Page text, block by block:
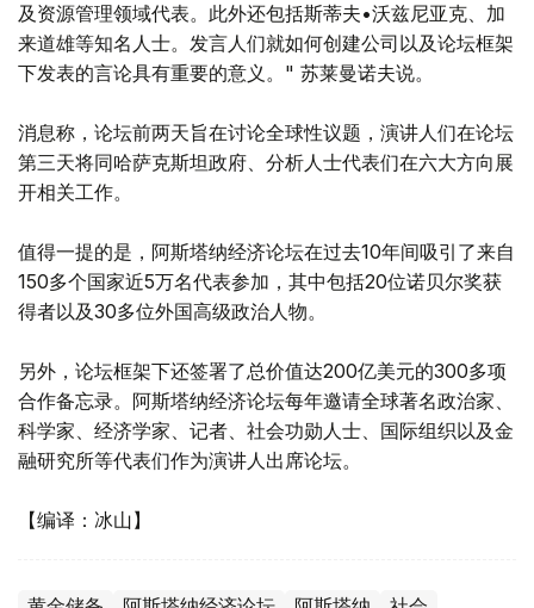
及资源管理领域代表。此外还包括斯蒂夫•沃兹尼亚克、加
来道雄等知名人士。发言人们就如何创建公司以及论坛框架
下发表的言论具有重要的意义。" 苏莱曼诺夫说。
消息称，论坛前两天旨在讨论全球性议题，演讲人们在论坛
第三天将同哈萨克斯坦政府、分析人士代表们在六大方向展
开相关工作。
值得一提的是，阿斯塔纳经济论坛在过去10年间吸引了来自
150多个国家近5万名代表参加，其中包括20位诺贝尔奖获
得者以及30多位外国高级政治人物。
另外，论坛框架下还签署了总价值达200亿美元的300多项
合作备忘录。阿斯塔纳经济论坛每年邀请全球著名政治家、
科学家、经济学家、记者、社会功勋人士、国际组织以及金
融研究所等代表们作为演讲人出席论坛。
【编译：冰山】